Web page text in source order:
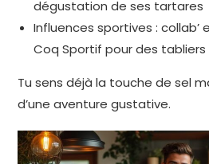
dégustation de ses tartares
Influences sportives : collab’
Coq Sportif pour des tabliers
Tu sens déjà la touche de sel
d’une aventure gustative.